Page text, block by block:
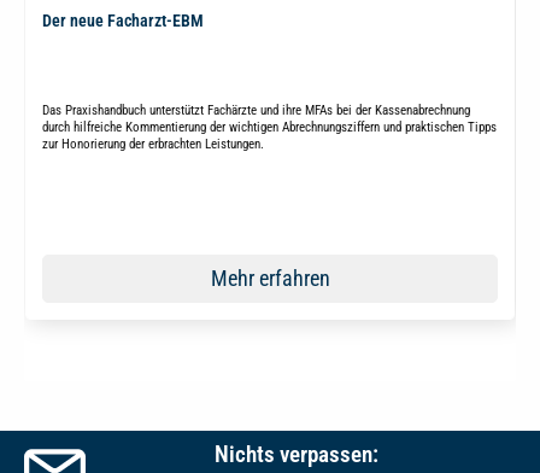
Der neue Facharzt-EBM
Das Praxishandbuch unterstützt Fachärzte und ihre MFAs bei der Kassenabrechnung
durch hilfreiche Kommentierung der wichtigen Abrechnungsziffern und praktischen Tipps
zur Honorierung der erbrachten Leistungen.
Mehr erfahren
Nichts verpassen: